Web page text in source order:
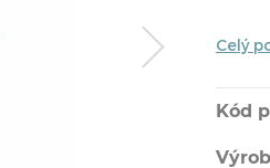
Celý
Kód